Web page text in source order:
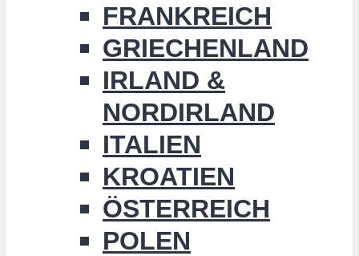
FRANKREICH
GRIECHENLAND
IRLAND &
NORDIRLAND
ITALIEN
KROATIEN
ÖSTERREICH
POLEN